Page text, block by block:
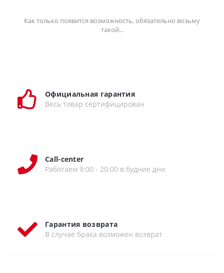
Как только появится возможность, обязательно возьму
такой...
Официальная гарантия
Весь товар сертифицирован
Call-center
Работаем 9:00 - 20:00 в будние дни
Гарантия возврата
В случае брака возможен возврат